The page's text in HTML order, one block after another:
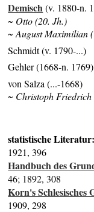
Demisch(v. 1880-n.
~ Otto (20. Jh.)
~ August Maximilian
Schmidt (v. 1790-...)
Gehler (1668-n. 1769)
von Salza (...-1668)
~ Christoph Friedrich
statistische
1921, 396
Handbuch des
46; 1892, 308
Korn's
1909, 298